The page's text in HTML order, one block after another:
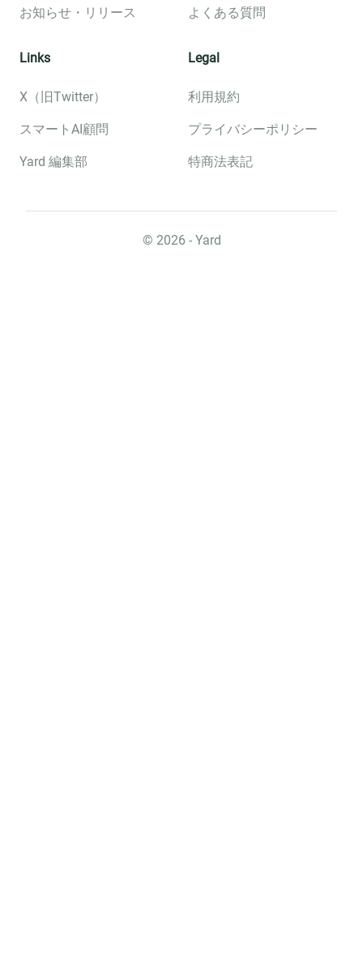
お知らせ・リリース よくある質問
Links
X（旧Twitter）
スマートAI顧問
Yard 編集部
Legal
利用規約
プライバシーポリシー
特商法表記
©︎ 2026 - Yard